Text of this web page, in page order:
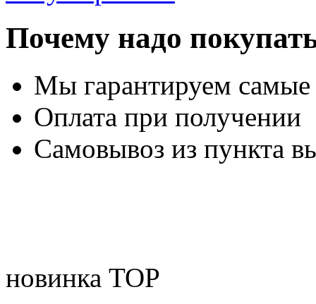
Почему надо
Мы гарантируем
Оплата при получении
Самовывоз из пункта
новинка TOP